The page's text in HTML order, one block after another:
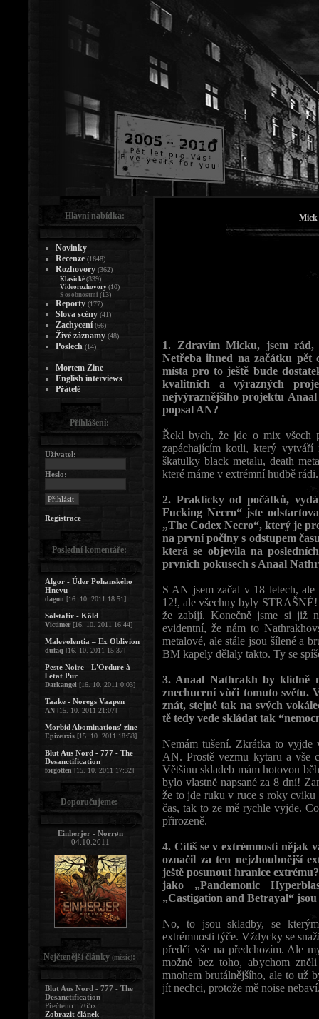
Mick
1. Zdravím Micku, jsem rád,
Netřeba ihned na začátku pět
místa pro to ještě bude
kvalitních a výrazných
nejvýraznějšího projektu
popsal AN?
Řekl bych, že jde o mix všech
zapáchajícím kotli, který vytváří
škatulky black metalu, death
které máme v extrémní hudbě rádi.
2. Prakticky od počátků,
Fucking Necro“ jste
„The Codex Necro“, který je
na první počiny s odstupem
která se objevila na
prvních pokusech s Anaal
S AN jsem začal v 18 letech,
12!, ale všechny byly
že zabíjí. Konečně jsme si již
evidentní, že nám to
metalové, ale stále jsou šílené a
BM kapely dělaly takto. Ty se
3. Anaal Nathrakh by klidně
znechucení vůči tomuto světu.
znát, stejně tak na svých
tě tedy vede skládat tak
Nemám tušení. Zkrátka to vyjde
AN. Prostě vezmu kytaru a vše
Většinu skladeb mám hotovou
bylo vlastně napsané za 8 dní!
že to jde ruku v ruce s roky
čas, tak to ze mě rychle vyjde.
přirozeně.
4. Cítíš se v extrémnosti nějak
označil za ten nejzhoubnější
ještě posunout hranice
jako „Pandemonic
„Castigation and Betrayal“
No, to jsou skladby, se
extrémnosti týče. Vždycky se
předčí vše na předchozím. Ale
možné bez toho, abychom
mnohem brutálnějšího, ale to už
jít nechci, protože mě noise
Hlavní nabídka:
Novinky
Recenze (1648)
Rozhovory (362)
Klasické (339)
Videorozhovory (10)
S osobnostmi (13)
Reporty (177)
Slova scény (41)
Zachycení (66)
Živé záznamy (48)
Poslech (14)
Mortem Zine
English interviews
Přátelé
Přihlášení:
Uživatel:
Heslo:
Registrace
Poslední komentáře:
Algor - Úder Pohanského
Hnevu
dagon [16. 10. 2011 18:51]
Sólstafir - Köld
Victimer[16. 10. 2011 16:44]
Malevolentia – Ex Oblivion
dufaq [16. 10. 2011 15:37]
Peste Noire - L'Ordure à
l'état Pur
Darkangel [16. 10. 2011 0:03]
Taake - Noregs Vaapen
AN [15. 10. 2011 21:07]
Morbid Abominations' zine
Epizeuxis [15. 10. 2011 18:58]
Blut Aus Nord - 777 - The
Desanctification
forgotten [15. 10. 2011 17:32]
Doporučujeme:
Einherjer - Norrøn
04.10.2011
Nejčtenější články (měsíc):
Blut Aus Nord - 777 - The
Desanctification
Přečteno : 765x
Zobrazit článek